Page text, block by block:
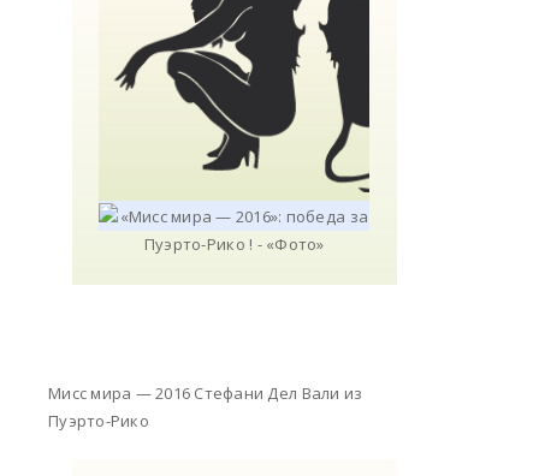
Мисс мира — 2016 Стефани Дел Вали из
Пуэрто-Рико